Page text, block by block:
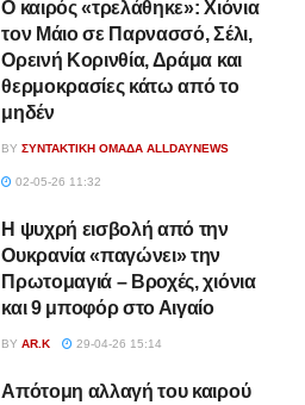
Ο καιρός «τρελάθηκε»: Χιόνια
τον Μάιο σε Παρνασσό, Σέλι,
Ορεινή Κορινθία, Δράμα και
θερμοκρασίες κάτω από το
μηδέν
BY ΣΥΝΤΑΚΤΙΚΉ ΟΜΆΔΑ ALLDAYNEWS
02-05-26 11:32
Η ψυχρή εισβολή από την
Ουκρανία «παγώνει» την
Πρωτομαγιά – Βροχές, χιόνια
και 9 μποφόρ στο Αιγαίο
BY AR.K 29-04-26 15:14
Απότομη αλλαγή του καιρού